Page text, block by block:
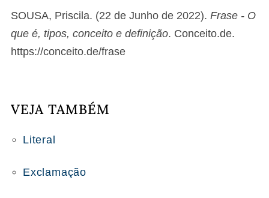
SOUSA, Priscila. (22 de Junho de 2022). Frase - O
que é, tipos, conceito e definição. Conceito.de.
https://conceito.de/frase
VEJA TAMBÉM
Literal
Exclamação